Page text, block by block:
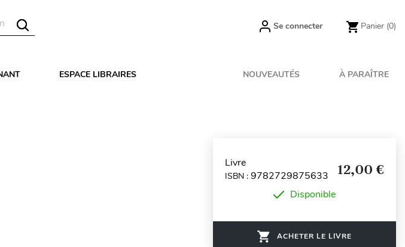
Se connecter Panier (0)
ESPACE LIBRAIRES NOUVEAUTÉS À PARAÎTRE
Livre
ISBN : 9782729875633 12,00 €
Disponible
ACHETER LE LIVRE